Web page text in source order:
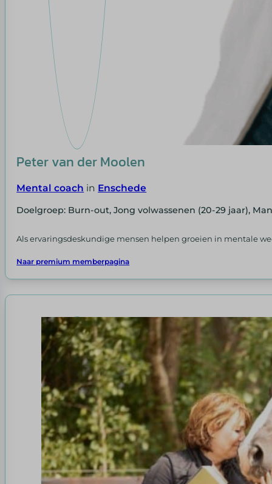
Peter van der Moolen
Mental coach in Enschede
Doelgroep: Burn-out, Jong volwassenen (20-29 jaar),
Als ervaringsdeskundige mensen helpen groeien in mentale
Naar premium memberpagina